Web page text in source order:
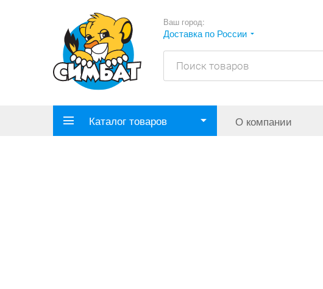
Ваш город:
Доставка по России
Каталог товаров О компании